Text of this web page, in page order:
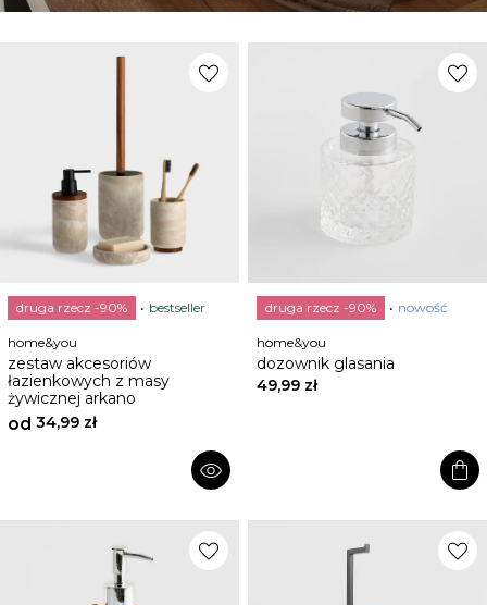
favorite
druga rzecz -90% bestseller
home&you
zestaw akcesoriów
łazienkowych z masy
żywicznej arkano
od 34,99 zł
visibility
favorite
druga rzecz -90% nowość
home&you
dozownik glasania
49,99 zł
shopping_bag
favorite favorite